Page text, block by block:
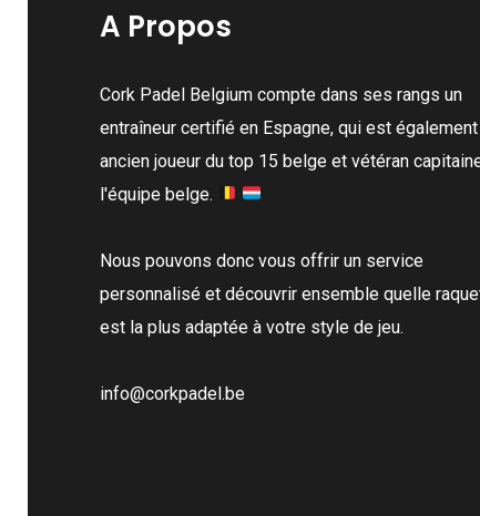
A Propos
Cork Padel Belgium compte dans ses rangs un
entraîneur certifié en Espagne, qui est également
ancien joueur du top 15 belge et vétéran
l'équipe belge.
Nous pouvons donc vous offrir un service
personnalisé et découvrir ensemble quelle
est la plus adaptée à votre style de jeu.
info@corkpadel.be